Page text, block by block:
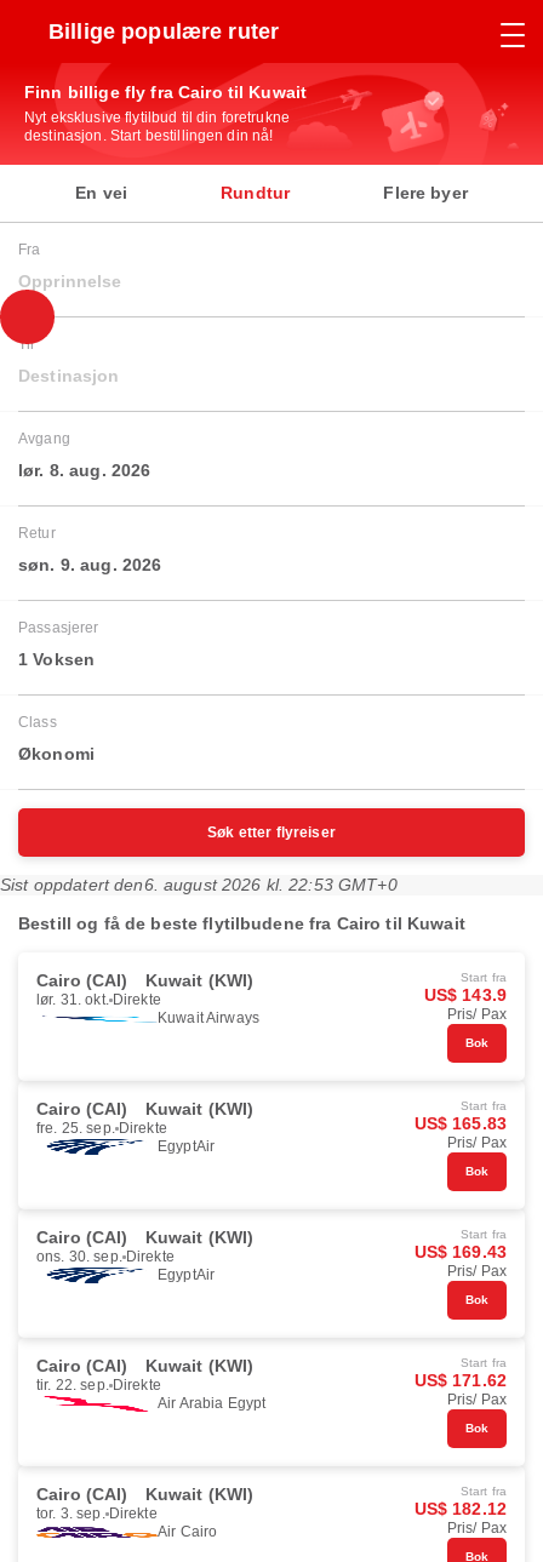
Billige populære ruter
Finn billige fly fra Cairo til Kuwait
Nyt eksklusive flytilbud til din foretrukne
destinasjon. Start bestillingen din nå!
En vei Rundtur Flere byer
Fra
Opprinnelse
Til
Destinasjon
Avgang
lør. 8. aug. 2026
Retur
søn. 9. aug. 2026
Passasjerer
1 Voksen
Class
Økonomi
Søk etter flyreiser
Sist oppdatert den6. august 2026 kl. 22:53 GMT+0
Bestill og få de beste flytilbudene fra Cairo til Kuwait
Cairo (CAI) Kuwait (KWI)
lør. 31. okt. Direkte
Kuwait Airways
Start fra
US$ 143.9
Pris/ Pax
Bok
Cairo (CAI) Kuwait (KWI)
fre. 25. sep. Direkte
EgyptAir
Start fra
US$ 165.83
Pris/ Pax
Bok
Cairo (CAI) Kuwait (KWI)
ons. 30. sep. Direkte
EgyptAir
Start fra
US$ 169.43
Pris/ Pax
Bok
Cairo (CAI) Kuwait (KWI)
tir. 22. sep. Direkte
Air Arabia Egypt
Start fra
US$ 171.62
Pris/ Pax
Bok
Cairo (CAI) Kuwait (KWI)
tor. 3. sep. Direkte
Air Cairo
Start fra
US$ 182.12
Pris/ Pax
Bok